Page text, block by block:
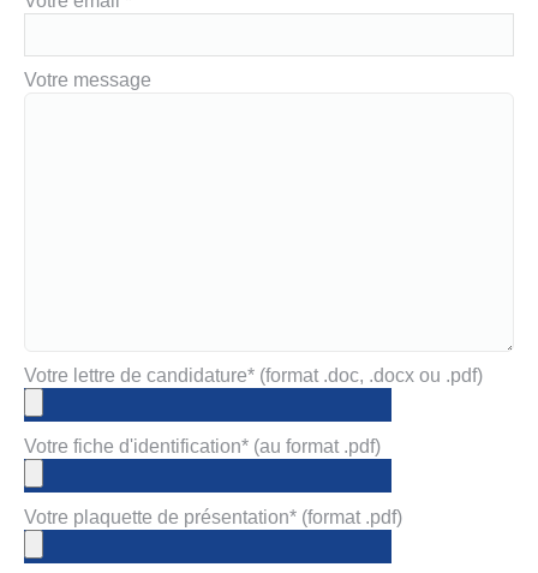
Votre message
Votre lettre de candidature* (format .doc, .docx ou .pdf)
Votre fiche d'identification* (au format .pdf)
Votre plaquette de présentation* (format .pdf)